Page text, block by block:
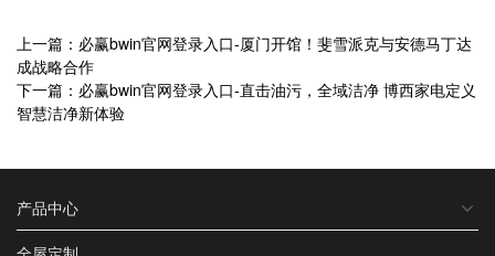
上一篇：必赢bwin官网登录入口-厦门开馆！斐雪派克与安德马丁达
成战略合作
下一篇：必赢bwin官网登录入口-直击油污，全域洁净 博西家电定义
智慧洁净新体验
产品中心